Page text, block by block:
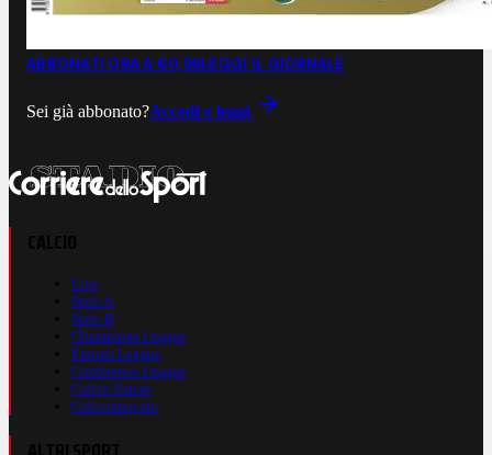
ABBONATI ORA A €0,99LEGGI IL GIORNALE
Sei già abbonato?Accedi e leggi
Live
Serie A
Serie B
Champions League
Europa League
Conference League
Calcio Estero
Calciomercato